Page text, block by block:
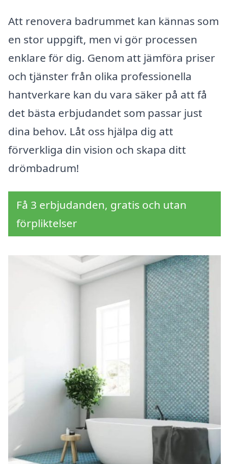
Att renovera badrummet kan kännas som
en stor uppgift, men vi gör processen
enklare för dig. Genom att jämföra priser
och tjänster från olika professionella
hantverkare kan du vara säker på att få
det bästa erbjudandet som passar just
dina behov. Låt oss hjälpa dig att
förverkliga din vision och skapa ditt
drömbadrum!
Få 3 erbjudanden, gratis och utan
förpliktelser